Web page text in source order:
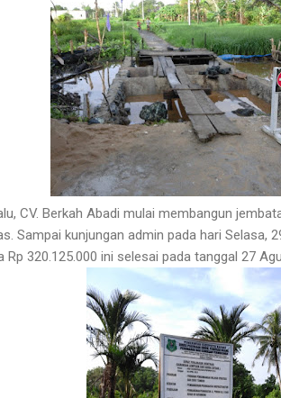
CV. Berkah Abadi mulai membangun
Sampai kunjungan admin pada hari Selasa,
Rp 320.125.000 ini selesai pada tanggal 27